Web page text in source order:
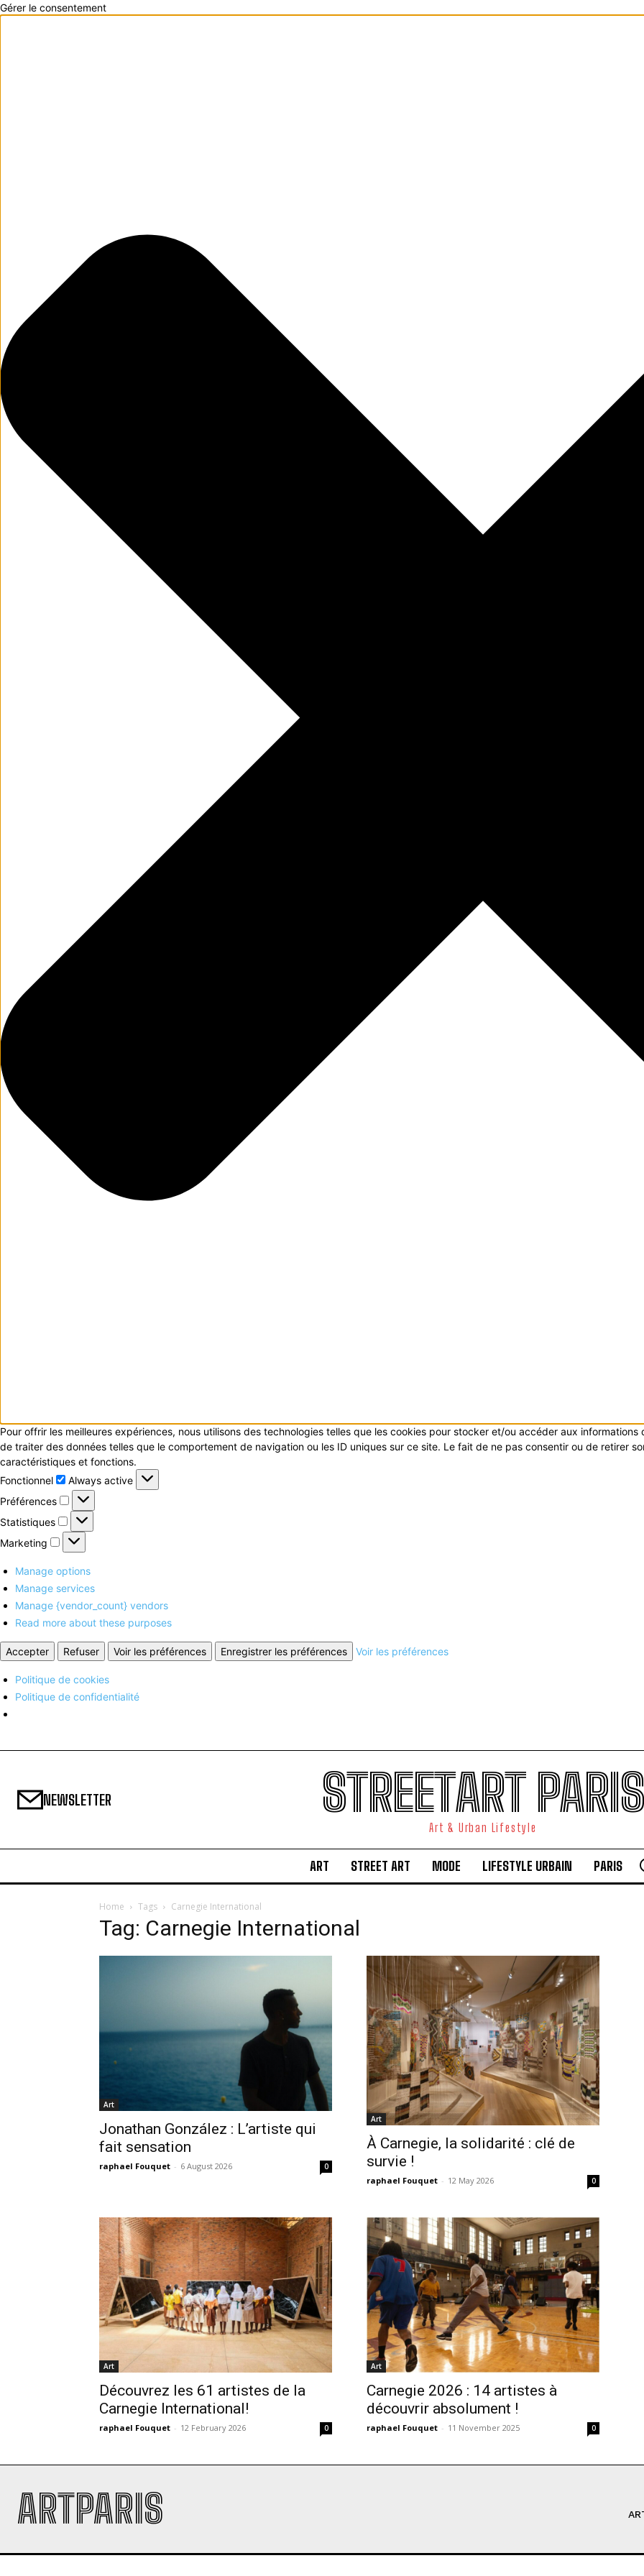
Gérer le consentement
Pour offrir les meilleures expériences, nous utilisons des technologies telles que les cookies pour stocker et/ou accéder aux
de traiter des données telles que le comportement de navigation ou les ID uniques sur ce site. Le fait de ne pas consentir ou de retirer
caractéristiques et fonctions.
Fonctionnel
Fonctionnel
Always active
Préférences
Préférences
Statistiques
Statistiques
Marketing
Marketing
Manage options
Manage services
Manage {vendor_count} vendors
Read more about these purposes
Accepter Refuser Voir les préférences Enregistrer les préférences Voir les préférences
Politique de cookies
Politique de confidentialité
NEWSLETTER STREETART PARIS
Art & Urban Lifestyle
ART STREET ART MODE LIFESTYLE URBAIN PARIS
Home Tags Carnegie International
Tag: Carnegie International
Art
Jonathan González : L’artiste qui
fait sensation
raphael Fouquet - 6 August 2026 0
Art
À Carnegie, la solidarité : clé de
survie !
raphael Fouquet - 12 May 2026 0
Art
Découvrez les 61 artistes de la
Carnegie International!
raphael Fouquet - 12 February 2026 0
Art
Carnegie 2026 : 14 artistes à
découvrir absolument !
raphael Fouquet - 11 November 2025 0
ARTPARIS